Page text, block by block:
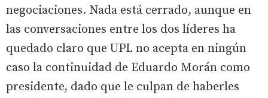
negociaciones. Nada está cerrado, aunque en
las conversaciones entre los dos líderes ha
quedado claro que UPL no acepta en ningún
caso la continuidad de Eduardo Morán como
presidente, dado que le culpan de haberles